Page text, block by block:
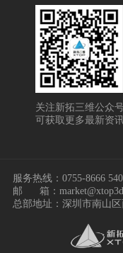
关注新拓三维公众
可获取更多最新资
服务热线： 0755-8666
邮
箱：
总部地址：深圳市南山